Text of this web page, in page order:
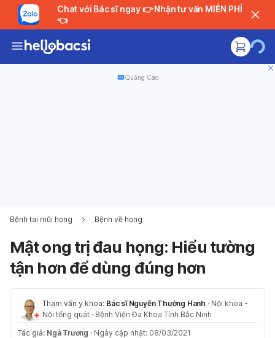
Chat với Bác sĩ ngay 👉 Nhận tư vấn MIỄN PHÍ
👈
Quảng Cáo
Bệnh tai mũi họng Bệnh về họng
Mật ong trị đau họng: Hiểu tường
tận hơn để dùng đúng hơn
Tham vấn y khoa: Bác sĩ Nguyễn Thường Hanh · Nội khoa -
Nội tổng quát · Bệnh Viện Đa Khoa Tỉnh Bắc Ninh
Tác giả: Ngà Trương · Ngày cập nhật: 08/03/2021